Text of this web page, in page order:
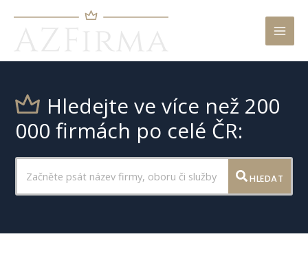
Hledejte ve více než 200
000 firmách po celé ČR:
HLEDAT